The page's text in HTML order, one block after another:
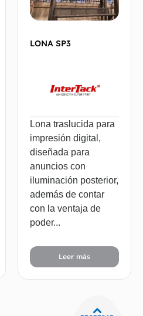
LONA SP3
Lona traslucida para
impresión digital,
diseñada para
anuncios con
iluminación posterior,
además de contar
con la ventaja de
poder...
Leer más